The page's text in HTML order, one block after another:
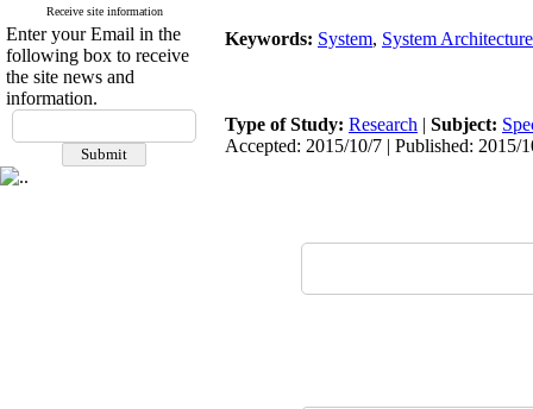
Receive site information
Enter your Email in the
following box to receive
the site news and
information.
Keywords: System, System
Type of Study: Research | Subject:
Accepted: 2015/10/7 | Published: 2015/